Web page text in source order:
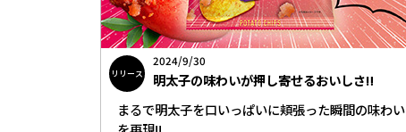
リリース
2024/9/30
明太子の味わいが押し寄せるおいしさ‼
まるで明太子を口いっぱいに頬張った瞬間の味わい